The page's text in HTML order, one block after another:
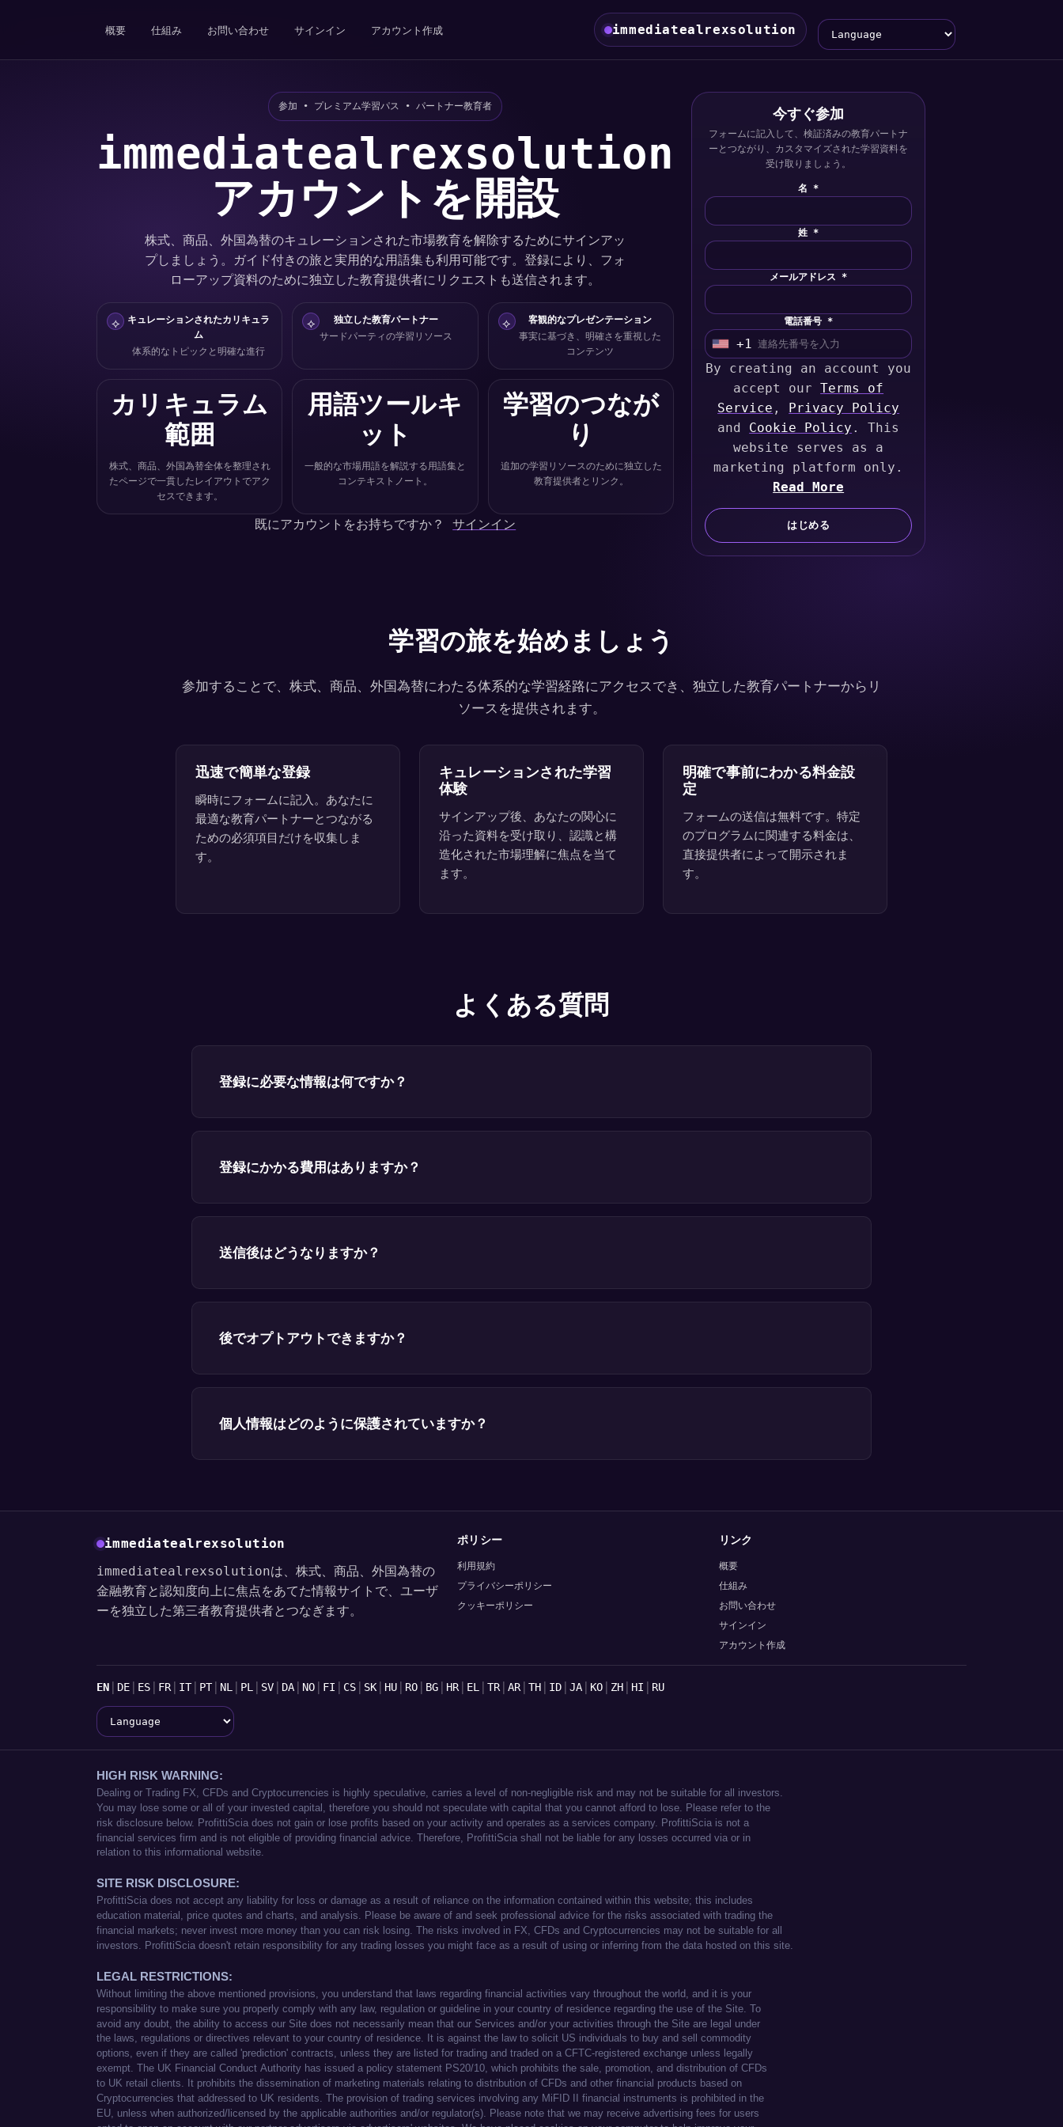
概要 仕組み お問い合わせ サインイン アカウント作成 immediatealrexsolution Language
参加 • プレミアム学習パス • パートナー教育者
immediatealrexsolution
アカウントを開設
株式、商品、外国為替のキュレーションされた市場教育を解除するためにサインアッ
プしましょう。ガイド付きの旅と実用的な用語集も利用可能です。登録により、フォ
ローアップ資料のために独立した教育提供者にリクエストも送信されます。
⟡
キュレーションされたカリキュラ
ム
体系的なトピックと明確な進行
⟡
独立した教育パートナー
サードパーティの学習リソース
⟡
客観的なプレゼンテーション
事実に基づき、明確さを重視した
コンテンツ
カリキュラム
範囲
株式、商品、外国為替全体を整理され
たページで一貫したレイアウトでアク
セスできます。
用語ツールキ
ット
一般的な市場用語を解説する用語集と
コンテキストノート。
学習のつなが
り
追加の学習リソースのために独立した
教育提供者とリンク。
既にアカウントをお持ちですか？サインイン
今すぐ参加
フォームに記入して、検証済みの教育パートナ
ーとつながり、カスタマイズされた学習資料を
受け取りましょう。
名 *
姓 *
メールアドレス *
電話番号 *
U
t
e
S
a
e
+1
By creating an account you
accept ourTerms of
Service , Privacy Policy
and Cookie Policy . This
website serves as a
marketing platform only.
Read More
はじめる
学習の旅を始めましょう
参加することで、株式、商品、外国為替にわたる体系的な学習経路にアクセスでき、独立した教育パートナーからリ
ソースを提供されます。
迅速で簡単な登録
瞬時にフォームに記入。あなたに
最適な教育パートナーとつながる
ための必須項目だけを収集しま
す。
キュレーションされた学習
体験
サインアップ後、あなたの関心に
沿った資料を受け取り、認識と構
造化された市場理解に焦点を当て
ます。
明確で事前にわかる料金設
定
フォームの送信は無料です。特定
のプログラムに関連する料金は、
直接提供者によって開示されま
す。
よくある質問
登録に必要な情報は何ですか？
登録にかかる費用はありますか？
送信後はどうなりますか？
後でオプトアウトできますか？
個人情報はどのように保護されていますか？
immediatealrexsolution
immediatealrexsolutionは、株式、商品、外国為替の
金融教育と認知度向上に焦点をあてた情報サイトで、ユーザ
ーを独立した第三者教育提供者とつなぎます。
ポリシー
利用規約
プライバシーポリシー
クッキーポリシー
リンク
概要
仕組み
お問い合わせ
サインイン
アカウント作成
言語
EN | DE | ES | FR| IT| PT| NL | PL | SV | DA | NO | FI | CS | SK | HU | RO | BG | HR| EL | TR| AR| TH | ID | JA | KO | ZH | HI | RU
Language